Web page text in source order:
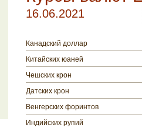
16.06.2021
Канадский доллар
Китайских юаней
Чешских крон
Датских крон
Венгерских форинтов
Индийских рупий